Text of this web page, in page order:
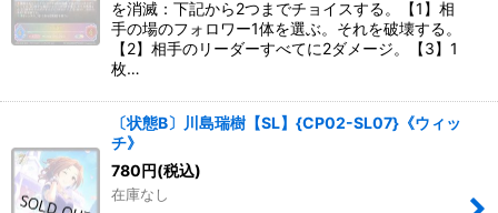
を消滅：下記から2つまでチョイスする。【1】相
手の場のフォロワー1体を選ぶ。それを破壊する。
【2】相手のリーダーすべてに2ダメージ。【3】1
枚…
〔状態B〕川島瑞樹【SL】{CP02-SL07}《ウィッ
チ》
780円(税込)
在庫なし